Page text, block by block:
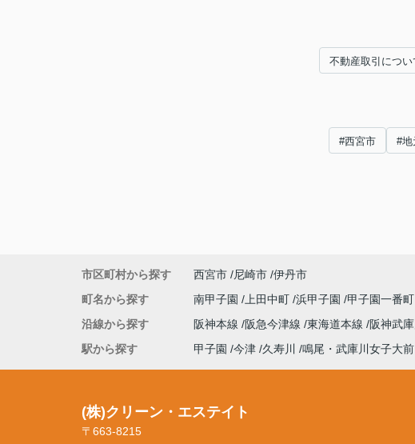
不動産取引につい
#西宮市 #地
市区町村から探す 西宮市 尼崎市 伊丹市
町名から探す
南甲子園 上田中町 浜甲子園 甲子園一番町
沿線から探す
阪神本線 阪急今津線 東海道本線 阪神武
駅から探す
甲子園 今津 久寿川 鳴尾・武庫川女子大前
(株)クリーン・エステイト
〒663-8215